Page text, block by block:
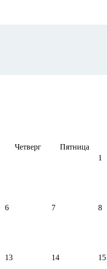
Четверг Пятница
1
6 7 8
13 14 15